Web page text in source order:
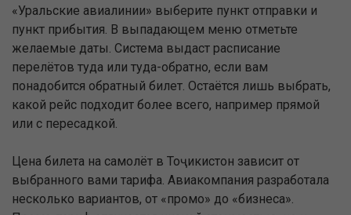
«Уральские авиалинии» выберите пункт отправки и
пункт прибытия. В выпадающем меню отметьте
желаемые даты. Система выдаст расписание
перелётов туда или туда-обратно, если вам
понадобится обратный билет. Остаётся лишь выбрать,
какой рейс подходит более всего, например прямой
или с пересадкой.
Цена билета на самолёт в Тоҷикистон зависит от
выбранного вами тарифа. Авиакомпания разработала
несколько вариантов, от «промо» до «бизнеса».